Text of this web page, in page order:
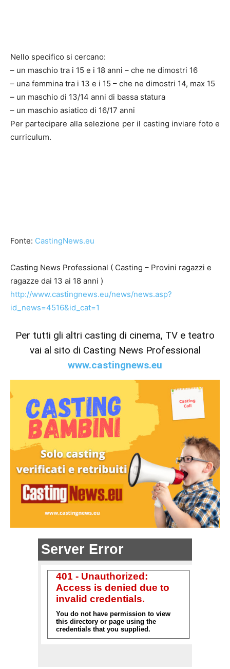
Nello specifico si cercano:
– un maschio tra i 15 e i 18 anni – che ne dimostri 16
– una femmina tra i 13 e i 15 – che ne dimostri 14, max 15
– un maschio di 13/14 anni di bassa statura
– un maschio asiatico di 16/17 anni
Per partecipare alla selezione per il casting inviare foto e
curriculum.
Fonte: CastingNews.eu
Casting News Professional ( Casting – Provini ragazzi e
ragazze dai 13 ai 18 anni )
http://www.castingnews.eu/news/news.asp?
id_news=4516&id_cat=1
Per tutti gli altri casting di cinema, TV e teatro
vai al sito di Casting News Professional
www.castingnews.eu